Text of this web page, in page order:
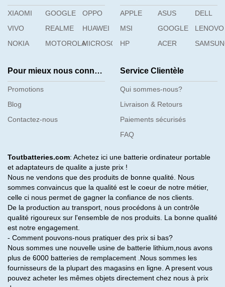
XIAOMI GOOGLE
OPPO
VIVO
REALME
HUAWEI
NOKIA
MOTOROLAMICROSOFT
APPLE ASUS
DELL
MSI
GOOGLE
LENOVO
HP
ACER
Pour mieux nous connaître
Promotions
Blog
Contactez-nous
Service Clientèle
Qui sommes-nous?
Livraison & Retours
Paiements sécurisés
FAQ
Toutbatteries.com: Achetez ici une batterie ordinateur portable
et adaptateurs de qualite a juste prix !
Nous ne vendons que des produits de bonne qualité. Nous
sommes convaincus que la qualité est le coeur de notre métier,
celle ci nous permet de gagner la confiance de nos clients.
De la production au transport, nous procédons à un contrôle
qualité rigoureux sur l'ensemble de nos produits. La bonne qualité
est notre engagement.
- Comment pouvons-nous pratiquer des prix si bas?
Nous sommes une nouvelle usine de batterie lithium,nous avons
plus de 6000 batteries de remplacement .Nous sommes les
fournisseurs de la plupart des magasins en ligne. A present vous
pouvez acheter les mêmes objets directement chez nous à prix